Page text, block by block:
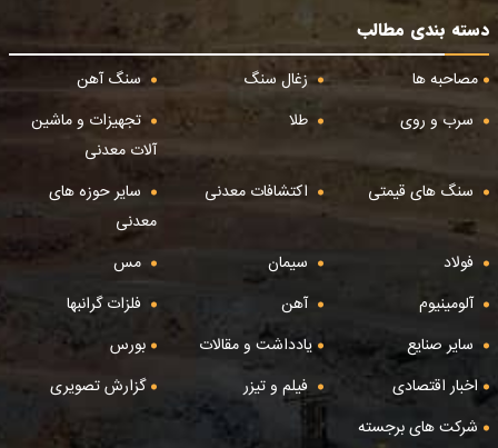
دسته بندی مطالب
مصاحبه ها
زغال سنگ
سنگ آهن
سرب و روی
طلا
تجهیزات و ماشین
آلات معدنی
سنگ های قیمتی
اکتشافات معدنی
سایر حوزه های
معدنی
فولاد
سیمان
مس
آلومینیوم
آهن
فلزات گرانبها
سایر صنایع
یادداشت و مقالات
بورس
اخبار اقتصادی
فیلم و تیزر
گزارش تصویری
شرکت های برجسته